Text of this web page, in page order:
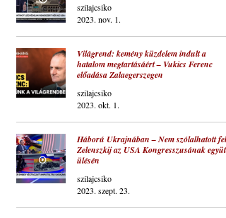
szilajcsiko
2023. nov. 1.
Világrend: kemény küzdelem indult a
hatalom megtartásáért – Vukics Ferenc
előadása Zalaegerszegen
szilajcsiko
2023. okt. 1.
Háború Ukrajnában – Nem szólalhatott fel
Zelenszkij az USA Kongresszusának
ülésén
szilajcsiko
2023. szept. 23.